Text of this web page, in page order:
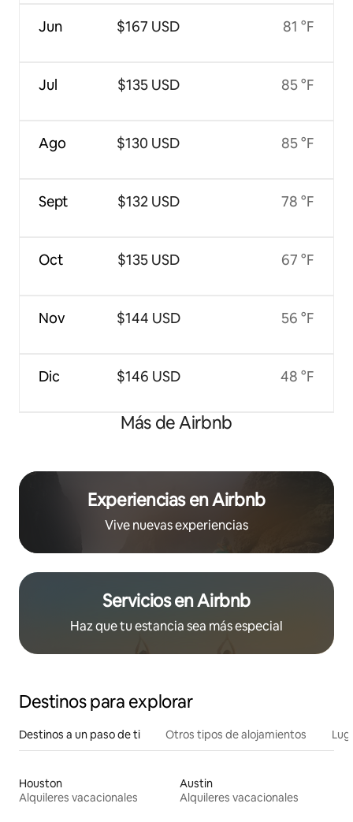
Jun
Jul
Ago
Sept
Oct
Nov
Dic
$167 USD
$135 USD
$130 USD
$132 USD
$135 USD
$144 USD
$146 USD
81 °F
85 °F
85 °F
78 °F
67 °F
56 °F
48 °F
Más de Airbnb
Experiencias en Airbnb
Vive nuevas experiencias
Servicios en Airbnb
Haz que tu estancia sea más especial
Destinos para explorar
Destinos a un paso de ti Otros tipos de alojamientos
Houston
Alquileres vacacionales
Austin
Alquileres vacacionales